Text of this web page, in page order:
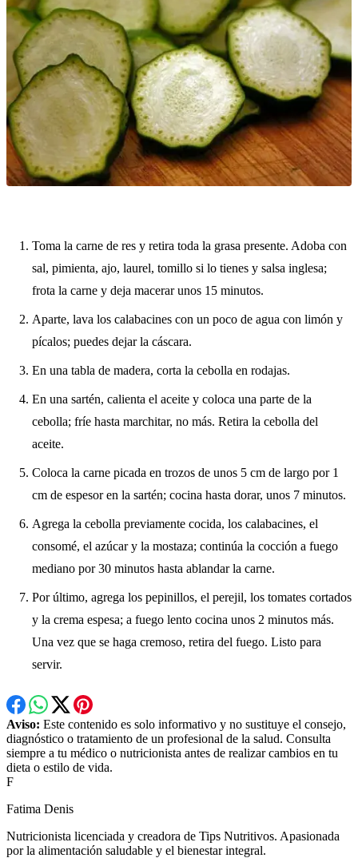
Toma la carne de res y retira toda la grasa presente. Adoba con
sal, pimienta, ajo, laurel, tomillo si lo tienes y salsa inglesa;
frota la carne y deja macerar unos 15 minutos.
Aparte, lava los calabacines con un poco de agua con limón y
pícalos; puedes dejar la cáscara.
En una tabla de madera, corta la cebolla en rodajas.
En una sartén, calienta el aceite y coloca una parte de la
cebolla; fríe hasta marchitar, no más. Retira la cebolla del
aceite.
Coloca la carne picada en trozos de unos 5 cm de largo por 1
cm de espesor en la sartén; cocina hasta dorar, unos 7 minutos.
Agrega la cebolla previamente cocida, los calabacines, el
consomé, el azúcar y la mostaza; continúa la cocción a fuego
mediano por 30 minutos hasta ablandar la carne.
Por último, agrega los pepinillos, el perejil, los tomates cortados
y la crema espesa; a fuego lento cocina unos 2 minutos más.
Una vez que se haga cremoso, retira del fuego. Listo para
servir.
Aviso: Este contenido es solo informativo y no sustituye el consejo,
diagnóstico o tratamiento de un profesional de la salud. Consulta
siempre a tu médico o nutricionista antes de realizar cambios en tu
dieta o estilo de vida.
F
Fatima Denis
Nutricionista licenciada y creadora de Tips Nutritivos. Apasionada
por la alimentación saludable y el bienestar integral.